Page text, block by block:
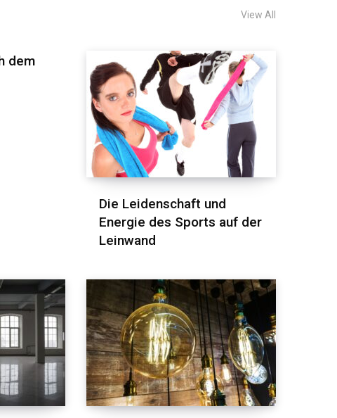
View All
dem
Die Leidenschaft und
Energie des Sports auf der
Leinwand